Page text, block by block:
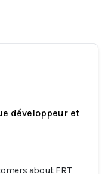
développeur et
about FRT